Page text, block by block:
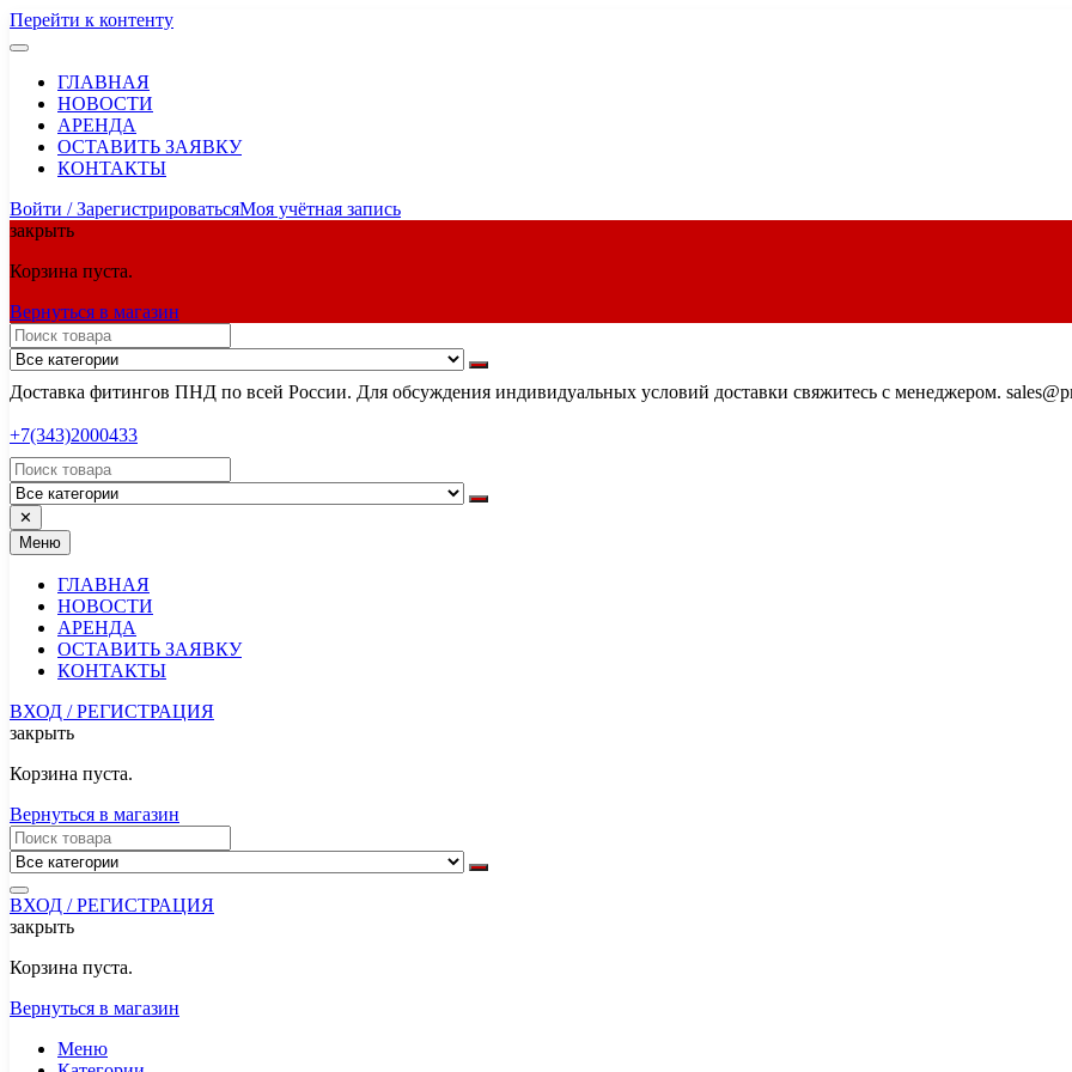
Перейти к контенту
ГЛАВНАЯ
НОВОСТИ
АРЕНДА
ОСТАВИТЬ ЗАЯВКУ
КОНТАКТЫ
Войти / ЗарегистрироватьсяМоя учётная запись
закрыть
Корзина пуста.
Вернуться в магазин
Доставка фитингов ПНД по всей России. Для обсуждения индивидуальных условий доставки свяжитесь с менеджером.
+7(343)2000433
✕
Меню
ГЛАВНАЯ
НОВОСТИ
АРЕНДА
ОСТАВИТЬ ЗАЯВКУ
КОНТАКТЫ
ВХОД / РЕГИСТРАЦИЯ
закрыть
Корзина пуста.
Вернуться в магазин
ВХОД / РЕГИСТРАЦИЯ
закрыть
Корзина пуста.
Вернуться в магазин
Меню